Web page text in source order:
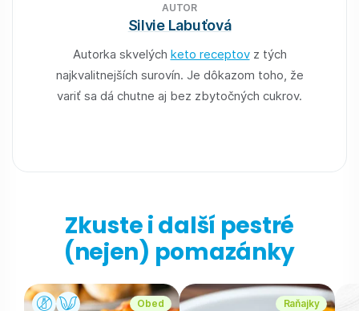
AUTOR
Silvie Labuťová
Autorka skvelých keto receptovz tých
najkvalitnejších surovín. Je dôkazom toho, že
variť sa dá chutne aj bez zbytočných cukrov.
Zkuste i další pestré
(nejen) pomazánky
Obed
Raňajky